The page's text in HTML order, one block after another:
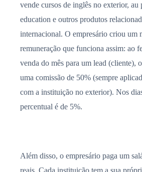
vende cursos de inglês no exterior, au
education e outros produtos
internacional. O empresário criou um
remuneração que funciona assim: ao
venda do mês para um lead (cliente),
uma comissão de 50% (sempre
com a instituição no exterior). Nos
percentual é de 5%.
Além disso, o empresário paga um
reais. Cada instituição tem a sua